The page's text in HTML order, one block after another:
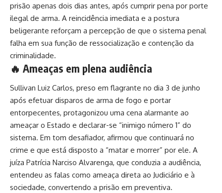
prisão apenas dois dias antes, após cumprir pena por porte
ilegal de arma. A reincidência imediata e a postura
beligerante reforçam a percepção de que o sistema penal
falha em sua função de ressocialização e contenção da
criminalidade.
🔥 Ameaças em plena audiência
Sullivan Luiz Carlos, preso em flagrante no dia 3 de junho
após efetuar disparos de arma de fogo e portar
entorpecentes, protagonizou uma cena alarmante ao
ameaçar o Estado e declarar-se “inimigo número 1” do
sistema. Em tom desafiador, afirmou que continuará no
crime e que está disposto a “matar e morrer” por ele. A
juíza Patrícia Narciso Alvarenga, que conduzia a audiência,
entendeu as falas como ameaça direta ao Judiciário e à
sociedade, convertendo a prisão em preventiva.